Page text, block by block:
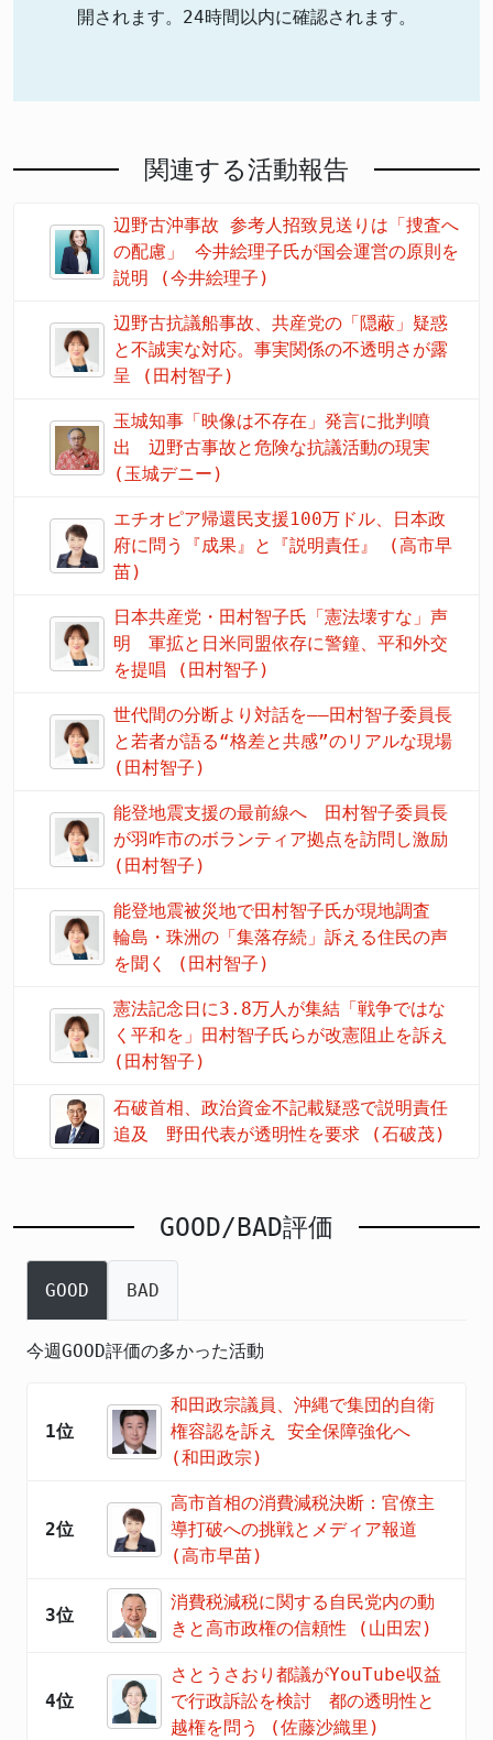
開されます。24時間以内に確認されます。
関連する活動報告
辺野古沖事故 参考人招致見送りは「捜査へ
の配慮」 今井絵理子氏が国会運営の原則を
説明 (今井絵理子)
辺野古抗議船事故、共産党の「隠蔽」疑惑
と不誠実な対応。事実関係の不透明さが露
呈 (田村智子)
玉城知事「映像は不存在」発言に批判噴
出 辺野古事故と危険な抗議活動の現実
(玉城デニー)
エチオピア帰還民支援100万ドル、日本政
府に問う『成果』と『説明責任』 (高市早
苗)
日本共産党・田村智子氏「憲法壊すな」声
明 軍拡と日米同盟依存に警鐘、平和外交
を提唱 (田村智子)
世代間の分断より対話を――田村智子委員長
と若者が語る“格差と共感”のリアルな現場
(田村智子)
能登地震支援の最前線へ 田村智子委員長
が羽咋市のボランティア拠点を訪問し激励
(田村智子)
能登地震被災地で田村智子氏が現地調査
輪島・珠洲の「集落存続」訴える住民の声
を聞く (田村智子)
憲法記念日に3.8万人が集結「戦争ではな
く平和を」田村智子氏らが改憲阻止を訴え
(田村智子)
石破首相、政治資金不記載疑惑で説明責任
追及 野田代表が透明性を要求 (石破茂)
GOOD/BAD評価
GOOD BAD
今週GOOD評価の多かった活動
1位
和田政宗議員、沖縄で集団的自衛
権容認を訴え 安全保障強化へ
(和田政宗)
2位
高市首相の消費減税決断：官僚主
導打破への挑戦とメディア報道
(高市早苗)
3位
消費税減税に関する自民党内の動
きと高市政権の信頼性 (山田宏)
4位
さとうさおり都議がYouTube収益
で行政訴訟を検討 都の透明性と
越権を問う (佐藤沙織里)